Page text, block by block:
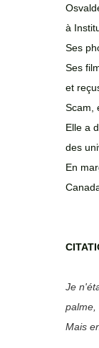
à
Ses
Ses
et
Scam,
Elle a
des
En
Je
palme,
Mais